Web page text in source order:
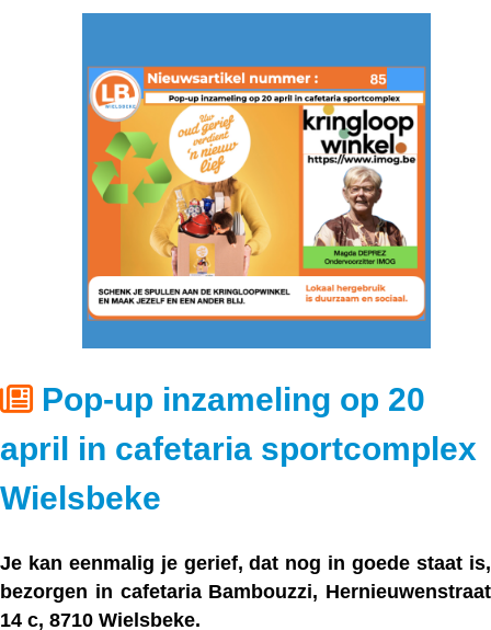
Pop-up inzameling op 20
april in cafetaria sportcomplex
Wielsbeke
Je kan eenmalig je gerief, dat nog in goede staat is,
bezorgen in cafetaria Bambouzzi, Hernieuwenstraat
14 c, 8710 Wielsbeke.